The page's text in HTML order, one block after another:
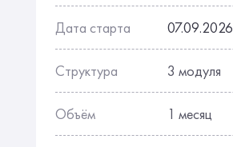
Дата старта 07.09.2026
Структура 3 модуля
Объём 1 месяц